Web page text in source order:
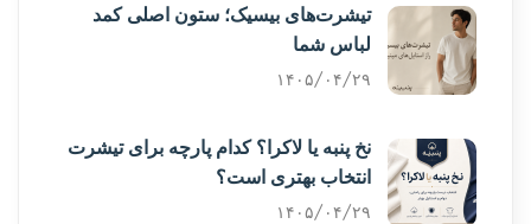
تیشرت‌های بیسیک؛ ستون اصلی کمد
لباس شما
۱۴۰۵/۰۴/۲۹
نخ پنبه یا لاکرا؟ کدام پارچه برای تیشرت
انتخاب بهتری است؟
۱۴۰۵/۰۴/۲۹